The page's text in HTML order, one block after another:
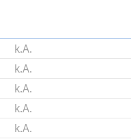
k.A.
k.A.
k.A.
k.A.
k.A.